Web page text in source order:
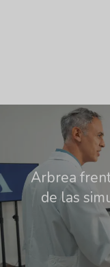
Arbrea
de las